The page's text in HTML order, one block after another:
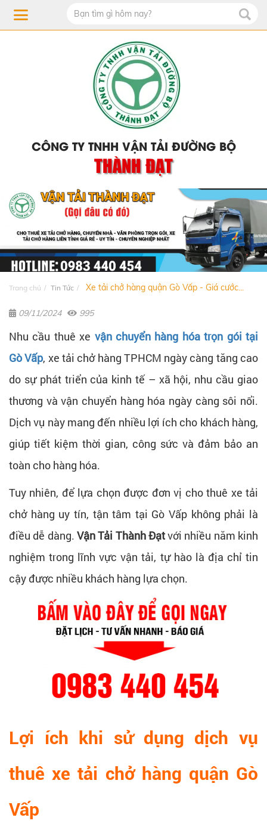
CÔNG TY TNHH VẬN TẢI ĐƯỜNG BỘ
THÀNH ĐẠT
Trang chủ Tin Tức Xe tải chở hàng quận Gò Vấp - Giá cước...
09/11/2024 995
Nhu cầu thuê xe vận chuyển hàng hóa trọn gói tại
Gò Vấp, xe tải chở hàng TPHCM ngày càng tăng cao
do sự phát triển của kinh tế – xã hội, nhu cầu giao
thương và vận chuyển hàng hóa ngày càng sôi nổi.
Dịch vụ này mang đến nhiều lợi ích cho khách hàng,
giúp tiết kiệm thời gian, công sức và đảm bảo an
toàn cho hàng hóa.
Tuy nhiên, để lựa chọn được đơn vị cho thuê xe tải
chở hàng uy tín, tận tâm tại Gò Vấp không phải là
điều dễ dàng. Vận Tải Thành Đạtvới nhiều năm kinh
nghiệm trong lĩnh vực vận tải, tự hào là địa chỉ tin
cậy được nhiều khách hàng lựa chọn.
Lợi ích khi sử dụng dịch vụ
thuê xe tải chở hàng quận Gò
Vấp